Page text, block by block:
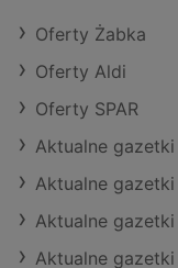
Oferty Żabka
Oferty Aldi
Oferty SPAR
Aktualne gazetki
Aktualne
Aktualne gazetki
Aktualne gazetki